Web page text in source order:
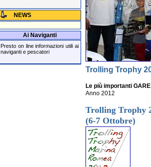
NEWS
Ai Naviganti
Presto on line informazioni utili ai
naviganti e pescatori
Trolling Trophy
Le più importanti
Anno 2012
Trolling Trophy
(6-7 Ottobre)